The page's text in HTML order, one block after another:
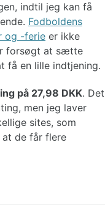
indtil jeg kan få
Fodboldens
og -ferie er ikke
forsøgt at sætte
få en lille indtjening.
på 27,98 DKK. Det
men jeg laver
sites, som
de får flere